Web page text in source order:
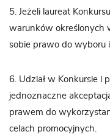
5. Jeżeli laureat
warunków określonych
sobie prawo do wyboru
6. Udział w Konkursie i
jednoznaczne
prawem do
celach promocyjnych.